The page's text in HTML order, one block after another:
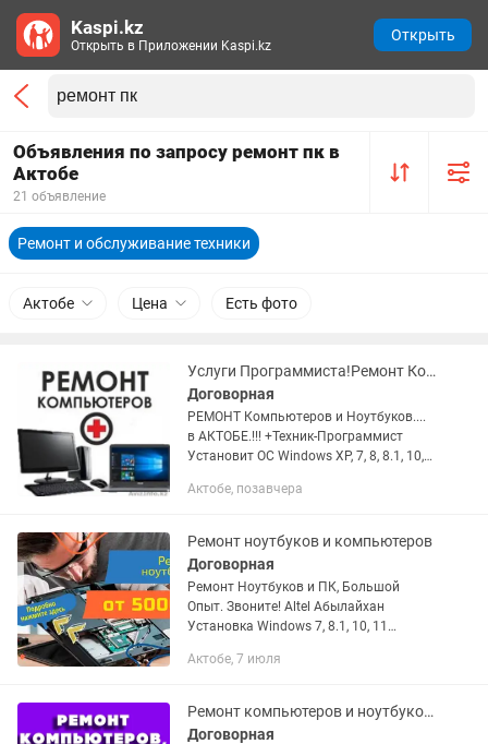
Объявления по запросу ремонт пк в
Актобе
21 объявление
Ремонт и обслуживание техники
Актобе Цена Есть фото
Услуги Программиста!Ремонт Компьютеров и Ноутбуков в АКТОБЕ!!!
Договорная
РЕМОНТ Компьютеров и Ноутбуков....
в АКТОБЕ.!!! +Техник-Программист
Установит ОС Windows XP, 7, 8, 8.1, 10,
защита + кодеки, аудио-видео
Актобе, позавчера
Ремонт ноутбуков и компьютеров
Договорная
Ремонт Ноутбуков и ПК, Большой
Опыт. Звоните! Altel Абылайхан
Установка Windows 7, 8.1, 10, 11
нетбуки драйверов, браузеров
Актобе, 7 июля
Ремонт компьютеров и ноутбуков / Установка Windows / Установка программ
Договорная
Kaspi.kz
Открыть в Приложении Kaspi.kz
Открыть